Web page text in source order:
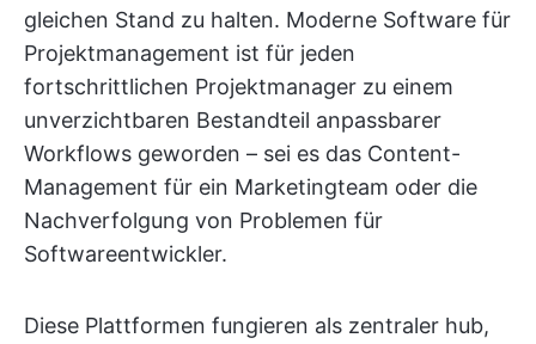
gleichen Stand zu halten. Moderne Software für
Projektmanagement ist für jeden
fortschrittlichen Projektmanager zu einem
unverzichtbaren Bestandteil anpassbarer
Workflows geworden – sei es das Content-
Management für ein Marketingteam oder die
Nachverfolgung von Problemen für
Softwareentwickler.
Diese Plattformen fungieren als zentraler hub,